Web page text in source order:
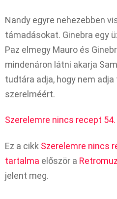
Nandy egyre nehezebben
támadásokat. Ginebra egy
Paz elmegy Mauro és
mindenáron látni akarja
tudtára adja, hogy nem
szerelméért.
Szerelemre nincs recept
Ez a cikk Szerelemre nincs
tartalma először a
jelent meg.